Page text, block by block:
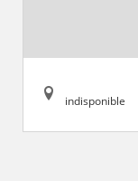
indisponible